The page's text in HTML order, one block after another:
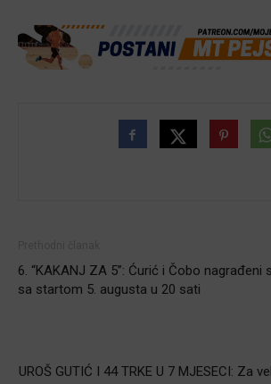
6. “KAKANJ ZA 5”: Ćurić i Čobo
sa startom 5. augusta u 20 sati
UROŠ GUTIĆ I 44 TRKE U 7 MJESECI: Za